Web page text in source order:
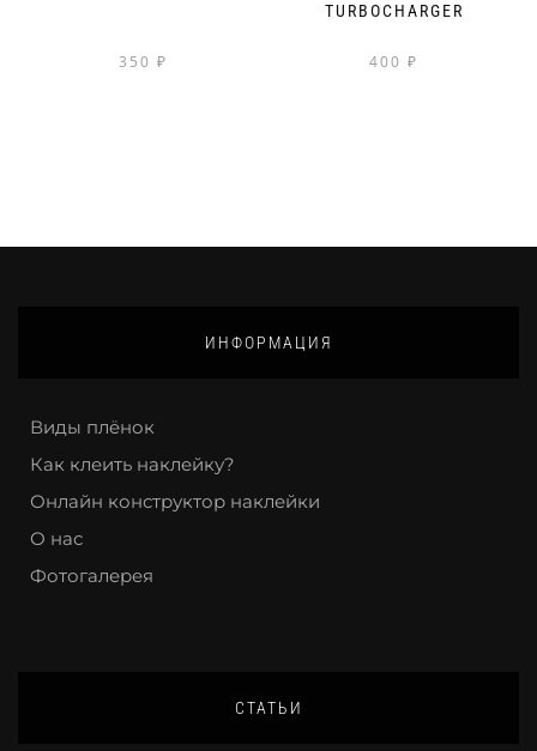
350 ₽
TURBOCHARGER
400 ₽
ИНФОРМАЦИЯ
Виды плёнок
Как клеить наклейку?
Онлайн конструктор наклейки
О нас
Фотогалерея
СТАТЬИ